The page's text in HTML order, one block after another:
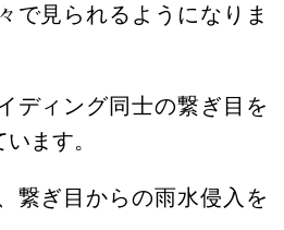
で見られるようになりま
ディング同士の繋ぎ目を
ます。
繋ぎ目からの雨水侵入を